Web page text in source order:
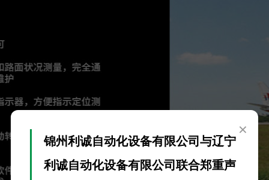
×
锦州利诚自动化设备有限公司与辽宁
利诚自动化设备有限公司联合郑重声